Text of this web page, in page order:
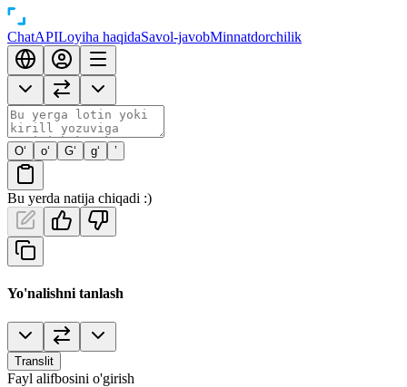
ChatAPILoyiha haqidaSavol-javobMinnatdorchilik
O‘ o‘ G‘ g‘ ’
Bu yerda natija chiqadi :)
Yo'nalishni tanlash
Translit
Fayl alifbosini o'girish